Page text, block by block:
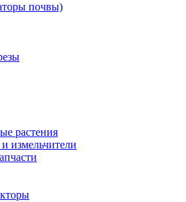
почвы)
растения
измельчители